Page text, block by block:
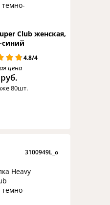
Club женская,
4.8/4
цена
80шт.
3100949L_o